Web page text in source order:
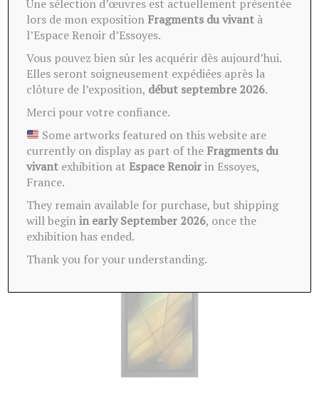
Ces oeuvres peuvent vous
intéresser
Une sélection d’œuvres est actuellement présentée
lors de mon exposition Fragments du vivant à
l’Espace Renoir d’Essoyes.
Vous pouvez bien sûr les acquérir dès aujourd’hui.
Elles seront soigneusement expédiées après la
clôture de l’exposition, début septembre 2026.
Merci pour votre confiance.
Some artworks featured on this website are
currently on display as part of the Fragments du
vivant exhibition atEspace Renoirin Essoyes,
France.
They remain available for purchase, but shipping
will beginin early September 2026, once the
exhibition has ended.
Thank you for your understanding.